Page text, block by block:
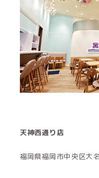
天神西通り店
福岡県福岡市中央区大